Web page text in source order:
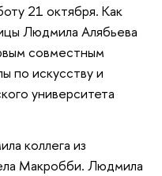
21 октября. Как
Людмила Алябьева
совместным
по искусству и
университета
коллега из
Макробби. Людмила